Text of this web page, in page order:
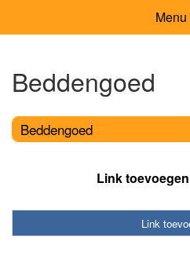
Menu
Beddengoed
Beddengoed
Link toevoegen
Link